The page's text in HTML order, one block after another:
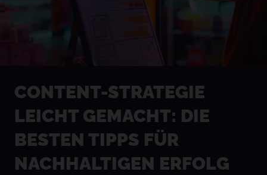
CONTENT-STRATEGIE
LEICHT GEMACHT: DIE
BESTEN TIPPS FÜR
NACHHALTIGEN ERFOLG